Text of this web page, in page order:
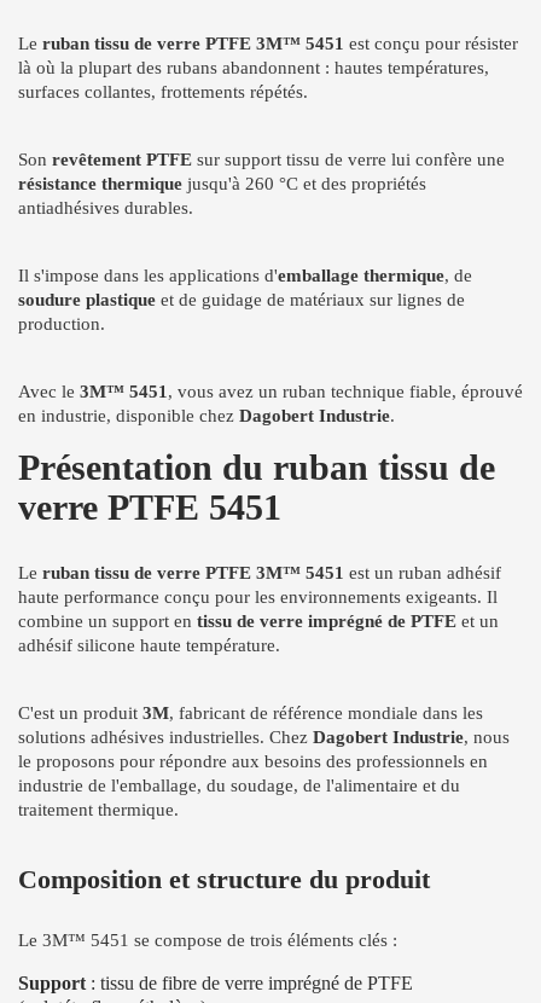
Le ruban tissu de verre PTFE 3M™ 5451 est conçu pour résister
là où la plupart des rubans abandonnent : hautes températures,
surfaces collantes, frottements répétés.
Son revêtement PTFE sur support tissu de verre lui confère une
résistance thermique jusqu'à 260 °C et des propriétés
antiadhésives durables.
Il s'impose dans les applications d'emballage thermique, de
soudure plastique et de guidage de matériaux sur lignes de
production.
Avec le 3M™ 5451 , vous avez un ruban technique fiable, éprouvé
en industrie, disponible chez Dagobert Industrie.
Présentation du ruban tissu de
verre PTFE 5451
Le ruban tissu de verre PTFE 3M™ 5451 est un ruban adhésif
haute performance conçu pour les environnements exigeants. Il
combine un support en tissu de verre imprégné de PTFE et un
adhésif silicone haute température.
C'est un produit 3M, fabricant de référence mondiale dans les
solutions adhésives industrielles. Chez Dagobert Industrie, nous
le proposons pour répondre aux besoins des professionnels en
industrie de l'emballage, du soudage, de l'alimentaire et du
traitement thermique.
Composition et structure du produit
Le 3M™ 5451 se compose de trois éléments clés :
Support : tissu de fibre de verre imprégné de PTFE